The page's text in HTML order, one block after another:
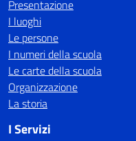
Presentazione
I luoghi
Le persone
I numeri della scuola
Le carte della scuola
Organizzazione
La storia
I Servizi